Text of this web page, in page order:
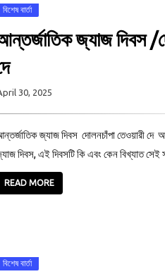
বিশেষ বার্তা
জ্যাজ দিবস /
30, 2025
জ্যাজ দিবস দোলনচাঁপা তেওয়ারী
দিবস, এই দিবসটি কি এবং কেন বিখ্যাত
READ MORE
বিশেষ বার্তা